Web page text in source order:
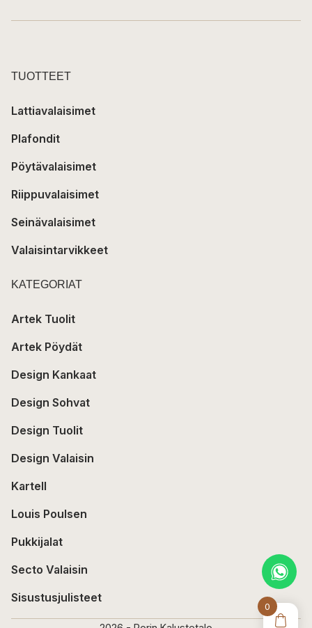
0
TUOTTEET
Lattiavalaisimet
Plafondit
Pöytävalaisimet
Riippuvalaisimet
Seinävalaisimet
Valaisintarvikkeet
KATEGORIAT
Artek Tuolit
Artek Pöydät
Design Kankaat
Design Sohvat
Design Tuolit
Design Valaisin
Kartell
Louis Poulsen
Pukkijalat
Secto Valaisin
Sisustusjulisteet